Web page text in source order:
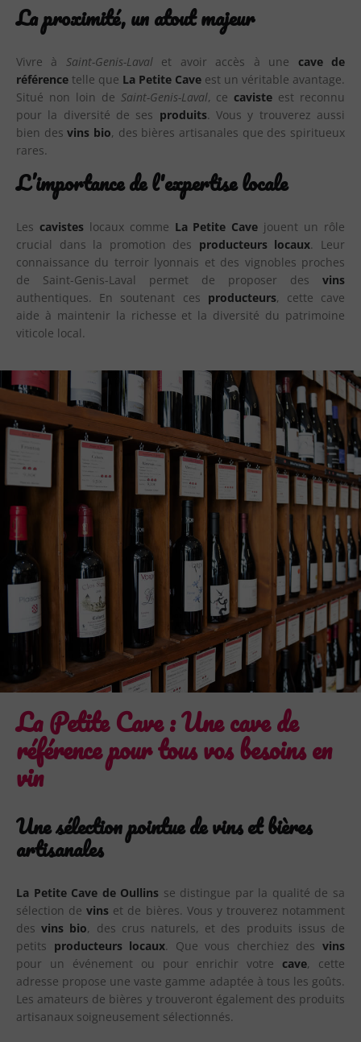
La proximité, un atout majeur
Vivre à Saint-Genis-Lavalet avoir accès à une cave de
référence telle que La Petite Cave est un véritable avantage.
Situé non loin de Saint-Genis-Laval, cecaviste est reconnu
pour la diversité de ses produits. Vous y trouverez aussi
bien desvins bio, des bières artisanales que des spiritueux
rares.
L’importance de l'expertise locale
Les cavisteslocaux comme La Petite Cave jouent un rôle
crucial dans la promotion des producteurs locaux. Leur
connaissance du terroir lyonnais et des vignobles proches
de Saint-Genis-Laval permet de proposer des vins
authentiques. En soutenant ces producteurs, cette cave
aide à maintenir la richesse et la diversité du patrimoine
viticole local.
La Petite Cave : Une cave de
référence pour tous vos besoins en
vin
Une sélection pointue de vins et bières
artisanales
La Petite Cave de Oullins se distingue par la qualité de sa
sélection devins et de bières. Vous y trouverez notamment
desvins bio, des crus naturels, et des produits issus de
petits producteurs locaux. Que vous cherchiez desvins
pour un événement ou pour enrichir votre cave, cette
adresse propose une vaste gamme adaptée à tous les goûts.
Les amateurs de bières y trouveront également des produits
artisanaux soigneusement sélectionnés.